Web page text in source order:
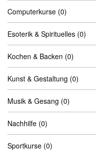
Computerkurse (0)
Esoterik & Spirituelles (0)
Kochen & Backen (0)
Kunst & Gestaltung (0)
Musik & Gesang (0)
Nachhilfe (0)
Sportkurse (0)